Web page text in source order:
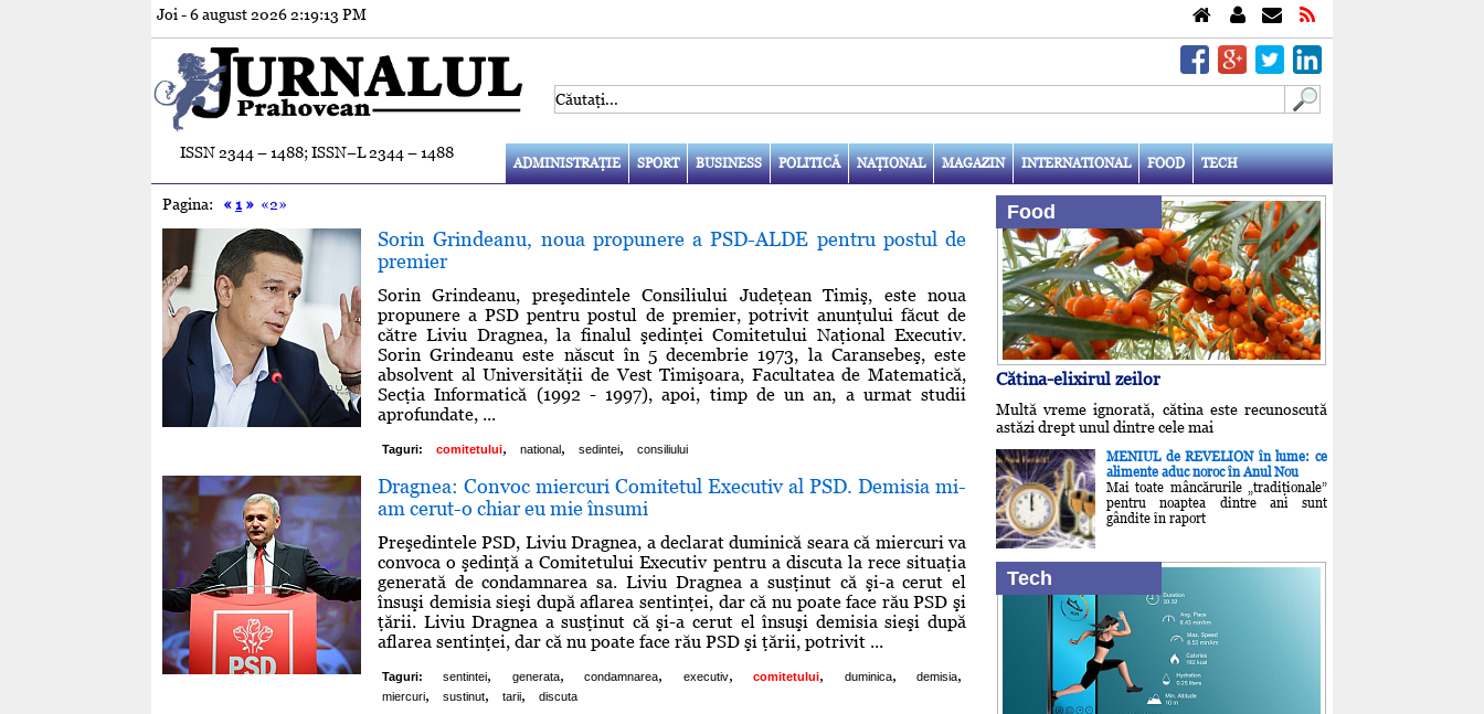
Joi - 6 august 2026 2:19:14 PM
ISSN 2344 – 1488; ISSN–L 2344 – 1488
ADMINISTRAŢIE SPORT BUSINESS POLITICĂ NAŢIONAL MAGAZIN INTERNATIONAL FOOD TECH
Pagina: «1 » «2»
Sorin Grindeanu, noua propunere a PSD-ALDE pentru postul de
premier
Sorin Grindeanu, preşedintele Consiliului Judeţean Timiş, este noua
propunere a PSD pentru postul de premier, potrivit anunţului făcut de
către Liviu Dragnea, la finalul şedinţei Comitetului Naţional Executiv.
Sorin Grindeanu este născut în 5 decembrie 1973, la Caransebeş, este
absolvent al Universităţii de Vest Timişoara, Facultatea de Matematică,
Secţia Informatică (1992 - 1997), apoi, timp de un an, a urmat studii
aprofundate, ...
Taguri: comitetului, national, sedintei, consiliului
Dragnea: Convoc miercuri Comitetul Executiv al PSD. Demisia mi-
am cerut-o chiar eu mie însumi
Preşedintele PSD, Liviu Dragnea, a declarat duminică seara că miercuri va
convoca o şedinţă a Comitetului Executiv pentru a discuta la rece situaţia
generată de condamnarea sa. Liviu Dragnea a susţinut că şi-a cerut el
însuşi demisia sieşi după aflarea sentinţei, dar că nu poate face rău PSD şi
ţării. Liviu Dragnea a susţinut că şi-a cerut el însuşi demisia sieşi după
aflarea sentinţei, dar că nu poate face rău PSD şi ţării, potrivit ...
Taguri: sentintei, generata, condamnarea, executiv, comitetului, duminica, demisia,
miercuri, sustinut, tarii, discuta
Food
Cătina-elixirul zeilor
Multă vreme ignorată, cătina este recunoscută
astăzi drept unul dintre cele mai
MENIUL de REVELION în lume: ce
alimente aduc noroc în Anul Nou
Mai toate mâncărurile „tradiţionale”
pentru noaptea dintre ani sunt
gândite în raport
Tech